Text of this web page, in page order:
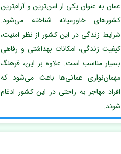
عمان به عنوان یکی از امن‌ترین و آرام‌ترین
کشورهای خاورمیانه شناخته می‌شود.
شرایط زندگی در این کشور از نظر امنیت،
کیفیت زندگی، امکانات بهداشتی و رفاهی
بسیار مناسب است. علاوه بر این، فرهنگ
مهمان‌نوازی عمانی‌ها باعث می‌شود که
افراد مهاجر به راحتی در این کشور ادغام
شوند.